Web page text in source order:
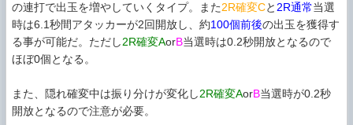
の連打で出玉を増やしていくタイプ。また2R確変Cと 2R通常当選
時は6.1秒間アタッカーが2回開放し、約100個前後の出玉を獲得す
る事が可能だ。ただし2R確変AorB当選時は0.2秒開放となるので
ほぼ0個となる。
また、隠れ確変中は振り分けが変化し2R確変AorB当選時が0.2秒
開放となるので注意が必要。